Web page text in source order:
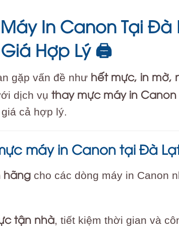
In Canon Tại
Hợp Lý🖨️
gặp vấn đề như hết mực, in mờ,
dịch vụ thay mực máy in
cả hợp lý.
máy in Canon tại Đà
hãng cho các dòng máy in Canon
tận nhà, tiết kiệm thời gian và